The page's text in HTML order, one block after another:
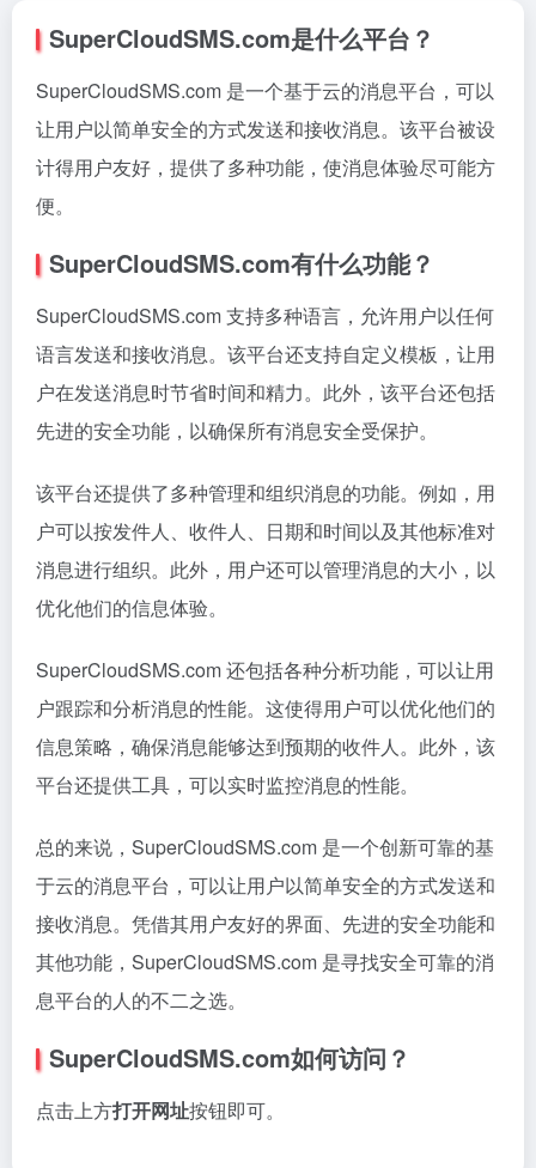
SuperCloudSMS.com是什么平台？
SuperCloudSMS.com 是一个基于云的消息平台，可以
让用户以简单安全的方式发送和接收消息。该平台被设
计得用户友好，提供了多种功能，使消息体验尽可能方
便。
SuperCloudSMS.com有什么功能？
SuperCloudSMS.com 支持多种语言，允许用户以任何
语言发送和接收消息。该平台还支持自定义模板，让用
户在发送消息时节省时间和精力。此外，该平台还包括
先进的安全功能，以确保所有消息安全受保护。
该平台还提供了多种管理和组织消息的功能。例如，用
户可以按发件人、收件人、日期和时间以及其他标准对
消息进行组织。此外，用户还可以管理消息的大小，以
优化他们的信息体验。
SuperCloudSMS.com 还包括各种分析功能，可以让用
户跟踪和分析消息的性能。这使得用户可以优化他们的
信息策略，确保消息能够达到预期的收件人。此外，该
平台还提供工具，可以实时监控消息的性能。
总的来说，SuperCloudSMS.com 是一个创新可靠的基
于云的消息平台，可以让用户以简单安全的方式发送和
接收消息。凭借其用户友好的界面、先进的安全功能和
其他功能，SuperCloudSMS.com 是寻找安全可靠的消
息平台的人的不二之选。
SuperCloudSMS.com如何访问？
点击上方打开网址按钮即可。